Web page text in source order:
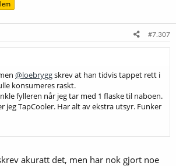
#7.307
@loebryggskrev at han tidvis tappet rett i
konsumeres raskt.
fylleren når jeg tar med 1 flaske til naboen.
jeg TapCooler. Har alt av ekstra utsyr. Funker
akuratt det, men har nok gjort noe